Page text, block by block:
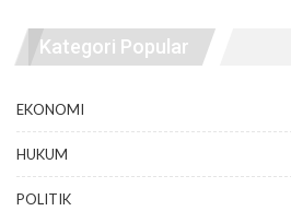
Kategori Popular
EKONOMI
HUKUM
POLITIK